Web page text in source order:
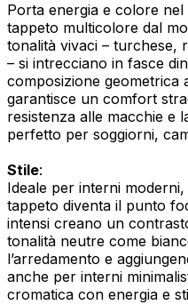
Porta energia e colore
tappeto multicolore dal
tonalità vivaci – turchese,
– si intrecciano in fasce
composizione geometrica
garantisce un comfort
resistenza alle macchie e
perfetto per soggiorni,
Stile:
Ideale per interni
tappeto diventa il punto
intensi creano un
tonalità neutre come
l’arredamento e
anche per interni
cromatica con energia e